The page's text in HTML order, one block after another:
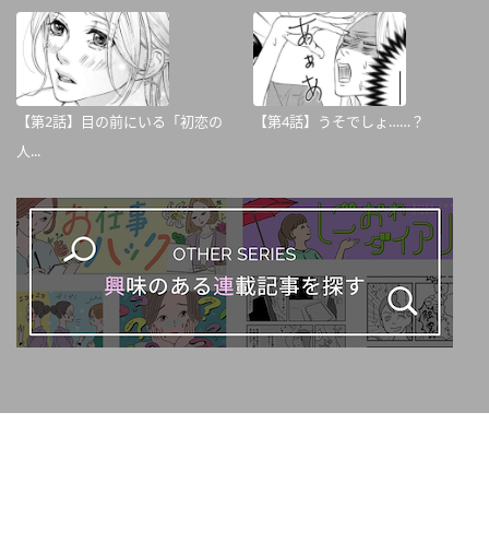
【第2話】目の前にいる「初恋の
人...
【第4話】うそでしょ……？